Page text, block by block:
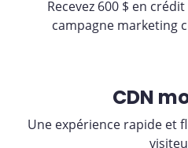
Recevez 600 $ en
campagne marketing
CDN
Une expérience rapide et